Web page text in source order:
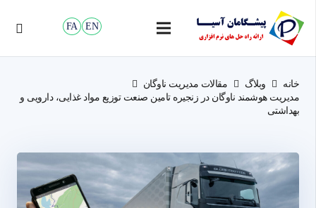
FA EN
خانه وبلاگ
مقالات مدیریت ناوگان
مدیریت هوشمند ناوگان در زنجیره تامین صنعت توزیع مواد غذایی، دارویی و
بهداشتی